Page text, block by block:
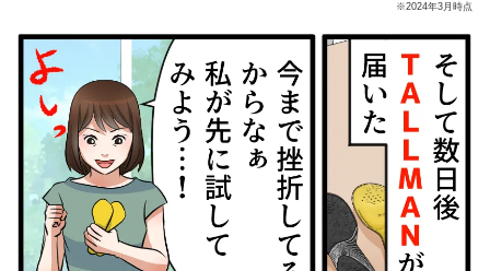
※2024年3月時点